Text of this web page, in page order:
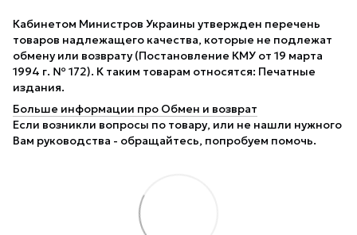
Кабинетом Министров Украины утвержден перечень
товаров надлежащего качества, которые не подлежат
обмену или возврату (Постановление КМУ от 19 марта
1994 г. № 172). К таким товарам относятся: Печатные
издания.
Больше информации про Обмен и возврат
Если возникли вопросы по товару, или не нашли нужного
Вам руководства - обращайтесь, попробуем помочь.